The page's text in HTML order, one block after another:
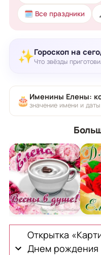
🗓 Все праздники
✨Гороскоп на
Что звёзды
🎂 Именины Елены:
значение имени и
Открытка
Днем рождения